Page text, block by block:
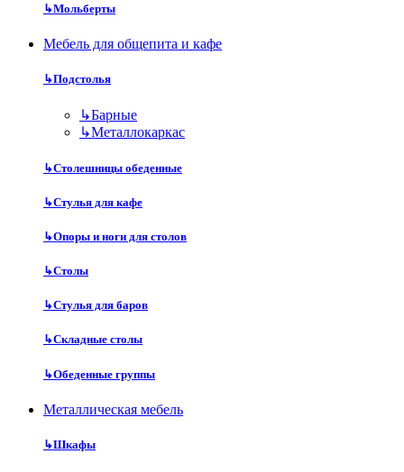
↳Мольберты
Мебель для общепита и кафе
↳Подстолья
↳Барные
↳Металлокаркас
↳Столешницы обеденные
↳Стулья для кафе
↳Опоры и ноги для столов
↳Столы
↳Стулья для баров
↳Складные столы
↳Обеденные группы
Металлическая мебель
↳Шкафы